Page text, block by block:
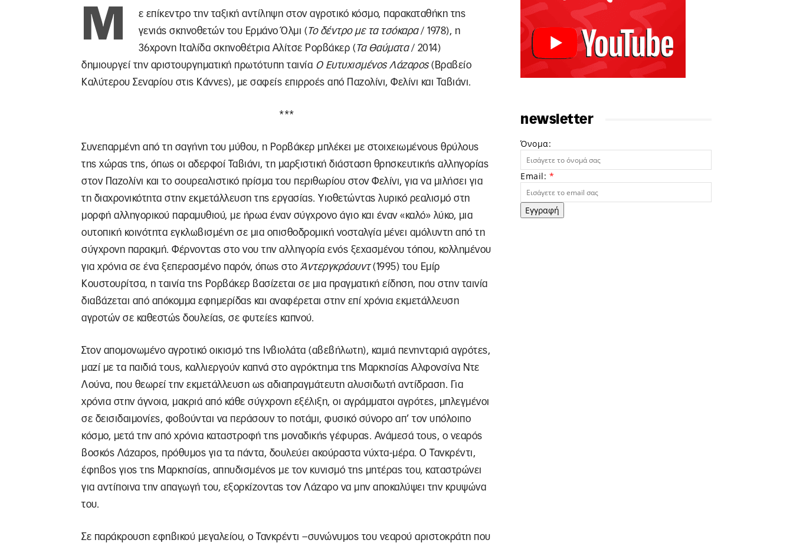
Μ
ε επίκεντρο την ταξική αντίληψη στον αγροτικό κόσμο, παρακαταθήκη της
γενιάς σκηνοθετών του Ερμάνο Όλμι (Το δέντρο με τα τσόκαρα/ 1978), η
36χρονη Ιταλίδα σκηνοθέτρια Αλίτσε Ρορβάκερ (Τα Θαύματα/ 2014)
δημιουργεί την αριστουργηματική πρωτότυπη ταινία Ο Ευτυχισμένος Λάζαρος(Βραβείο
Καλύτερου Σεναρίου στις Κάννες), με σαφείς επιρροές από Παζολίνι, Φελίνι και Ταβιάνι.
***
Συνεπαρμένη από τη σαγήνη του μύθου, η Ρορβάκερ μπλέκει με στοιχειωμένους θρύλους
της χώρας της, όπως οι αδερφοί Ταβιάνι, τη μαρξιστική διάσταση θρησκευτικής αλληγορίας
στον Παζολίνι και το σουρεαλιστικό πρίσμα του περιθωρίου στον Φελίνι, για να μιλήσει για
τη διαχρονικότητα στην εκμετάλλευση της εργασίας. Υιοθετώντας λυρικό ρεαλισμό στη
μορφή αλληγορικού παραμυθιού, με ήρωα έναν σύγχρονο άγιο και έναν «καλό» λύκο, μια
ουτοπική κοινότητα εγκλωβισμένη σε μια οπισθοδρομική νοσταλγία μένει αμόλυντη από τη
σύγχρονη παρακμή. Φέρνοντας στο νου την αλληγορία ενός ξεχασμένου τόπου, κολλημένου
για χρόνια σε ένα ξεπερασμένο παρόν, όπως στο Άντεργκράουντ(1995) του Εμίρ
Κουστουρίτσα, η ταινία της Ρορβάκερ βασίζεται σε μια πραγματική είδηση, που στην ταινία
διαβάζεται από απόκομμα εφημερίδας και αναφέρεται στην επί χρόνια εκμετάλλευση
αγροτών σε καθεστώς δουλείας, σε φυτείες καπνού.
Στον απομονωμένο αγροτικό οικισμό της Ινβιολάτα (αβεβήλωτη), καμιά πενηνταριά αγρότες,
μαζί με τα παιδιά τους, καλλιεργούν καπνά στο αγρόκτημα της Μαρκησίας Αλφονσίνα Ντε
Λούνα, που θεωρεί την εκμετάλλευση ως αδιαπραγμάτευτη αλυσιδωτή αντίδραση. Για
χρόνια στην άγνοια, μακριά από κάθε σύγχρονη εξέλιξη, οι αγράμματοι αγρότες, μπλεγμένοι
σε δεισιδαιμονίες, φοβούνται να περάσουν το ποτάμι, φυσικό σύνορο απ’ τον υπόλοιπο
κόσμο, μετά την από χρόνια καταστροφή της μοναδικής γέφυρας. Ανάμεσά τους, ο νεαρός
βοσκός Λάζαρος, πρόθυμος για τα πάντα, δουλεύει ακούραστα νύχτα-μέρα. Ο Τανκρέντι,
έφηβος γιος της Μαρκησίας, απηυδισμένος με τον κυνισμό της μητέρας του, καταστρώνει
για αντίποινα την απαγωγή του, εξορκίζοντας τον Λάζαρο να μην αποκαλύψει την κρυψώνα
του.
Σε παράκρουση εφηβικού μεγαλείου, ο Τανκρέντι –συνώνυμος του νεαρού αριστοκράτη που
newsletter
Όνομα:
Email: *
Εγγραφή